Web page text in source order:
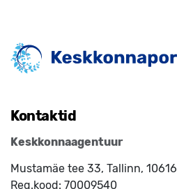
Kontaktid
Keskkonnaagentuur
Mustamäe tee 33, Tallinn, 10616
Reg.kood: 70009540